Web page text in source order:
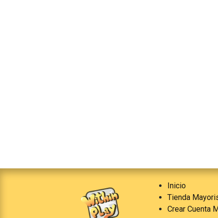
Inicio
Tienda
Crear Cuenta